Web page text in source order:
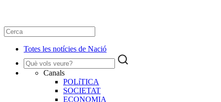
Totes les notícies de Nació
Canals
POLíTICA
SOCIETAT
ECONOMIA